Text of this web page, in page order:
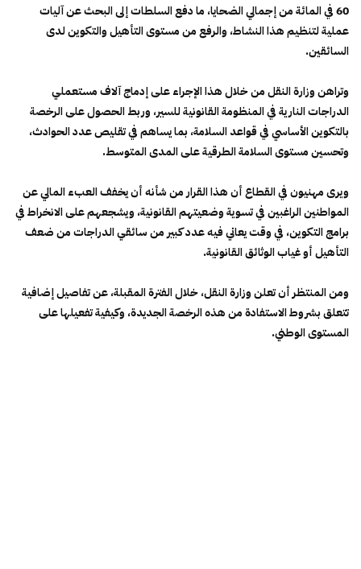
60 في المائة من إجمالي الضحايا، ما دفع السلطات إلى البحث عن آليات
عملية لتنظيم هذا النشاط، والرفع من مستوى التأهيل والتكوين لدى
السائقين.
وتراهن وزارة النقل من خلال هذا الإجراء على إدماج آلاف مستعملي
الدراجات النارية في المنظومة القانونية للسير، وربط الحصول على الرخصة
بالتكوين الأساسي في قواعد السلامة، بما يساهم في تقليص عدد الحوادث،
وتحسين مستوى السلامة الطرقية على المدى المتوسط.
ويرى مهنيون في القطاع أن هذا القرار من شأنه أن يخفف العبء المالي عن
المواطنين الراغبين في تسوية وضعيتهم القانونية، ويشجعهم على الانخراط في
برامج التكوين، في وقت يعاني فيه عدد كبير من سائقي الدراجات من ضعف
التأهيل أو غياب الوثائق القانونية.
ومن المنتظر أن تعلن وزارة النقل، خلال الفترة المقبلة، عن تفاصيل إضافية
تتعلق بشروط الاستفادة من هذه الرخصة الجديدة، وكيفية تفعيلها على
المستوى الوطني.